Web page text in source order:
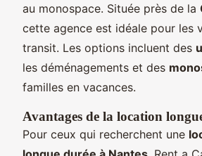
au monospace. Située près de la
cette agence est idéale pour les
transit. Les options incluent des
les déménagements et des
familles en vacances.
Avantages de la location
Pour ceux qui recherchent une